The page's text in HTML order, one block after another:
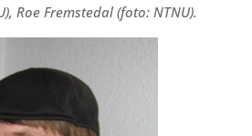
Roe Fremstedal (foto: NTNU).